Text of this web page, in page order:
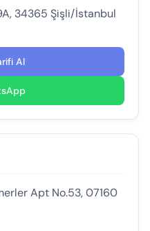
34365 Şişli/İstanbul
Al
Apt No.53, 07160